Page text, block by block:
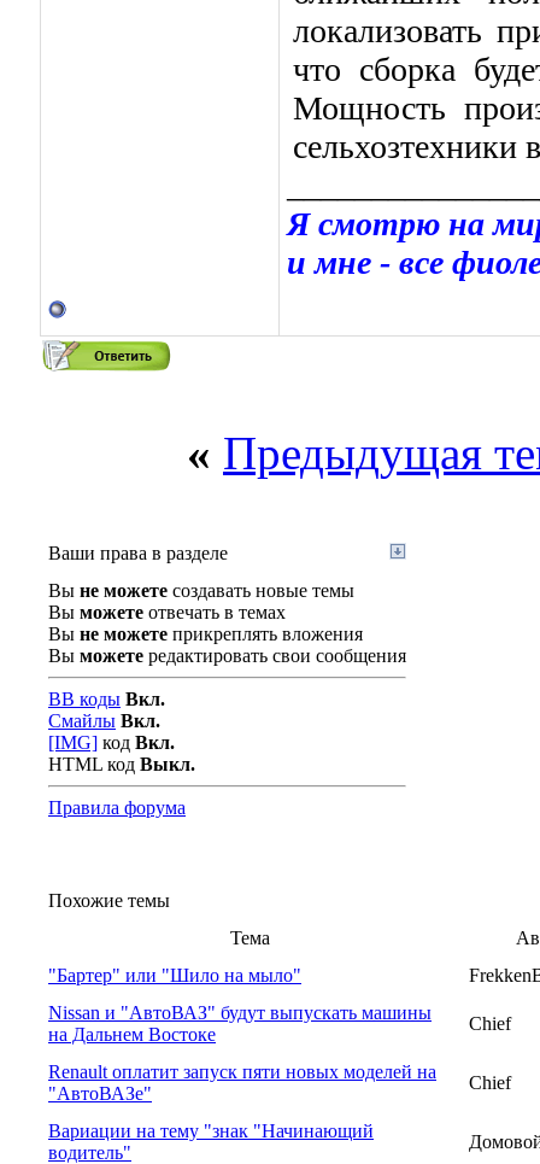
локализовать
что сборка
Мощность
сельхозтехники
Я смотрю на мир
и мне - все
« Предыдущая
Ваши права в разделе
Вы не можете создавать новые темы
Вы можете отвечать в темах
Вы не можете прикреплять вложения
Вы можете редактировать свои сообщения
BB коды Вкл.
Смайлы Вкл.
[IMG] код Вкл.
HTML код Выкл.
Правила форума
Похожие темы
Тема
"Бартер" или "Шило на мыло"
Nissan и "АвтоВАЗ" будут выпускать машины
на Дальнем Востоке
Chief
Renault оплатит запуск пяти новых моделей на
"АвтоВАЗе"
Chief
Вариации на тему "знак "Начинающий
водитель"